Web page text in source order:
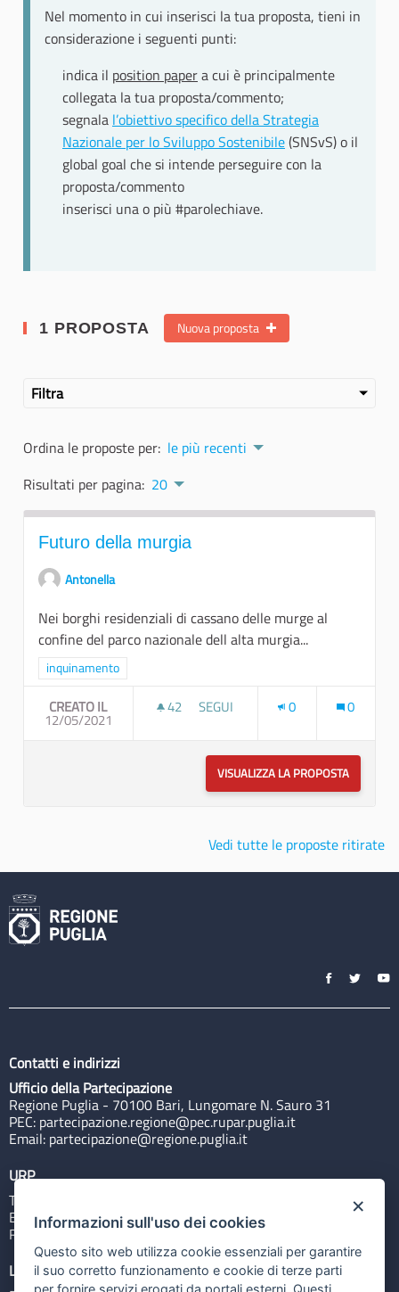
Nel momento in cui inserisci la tua proposta, tieni in
considerazione i seguenti punti:
indica il position papera cui è principalmente
collegata la tua proposta/commento;
segnala l’obiettivo specifico della Strategia
Nazionale per lo Sviluppo Sostenibile(SNSvS) o il
global goal che si intende perseguire con la
proposta/commento
inserisci una o più #parolechiave.
1 PROPOSTA Nuova proposta
Filtra
Ordina le proposte per: le più recenti
Risultati per pagina: 20
Futuro della murgia
Antonella
Nei borghi residenziali di cassano delle murge al
confine del parco nazionale dell alta murgia...
Filtra i risultati per categoria: inquinamento
inquinamento
CREATO IL
12/05/2021
42 42 SOSTENITORI
SEGUI 0 0
VISUALIZZA LA PROPOSTA
Vedi tutte le proposte ritirate
Contatti e indirizzi
Ufficio della Partecipazione
Regione Puglia - 70100 Bari, Lungomare N. Sauro 31
PEC: partecipazione.regione@pec.rupar.puglia.it
Email: partecipazione@regione.puglia.it
URP
Tel: 800713939
Email:quiregione@regione.puglia.it
Rubrica
Link utili
×
Informazioni sull'uso dei cookies
Questo sito web utilizza cookie essenziali per garantire
il suo corretto funzionamento e cookie di terze parti
per fornire servizi erogati da portali esterni. Questi